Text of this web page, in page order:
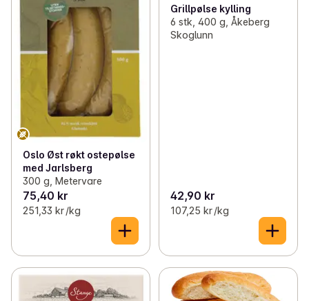
Oslo Øst røkt ostepølse
med Jarlsberg
300 g, Metervare
75,40 kr
251,33 kr /kg
Grillpølse kylling
6 stk, 400 g, Åkeberg
Skoglunn
42,90 kr
107,25 kr /kg